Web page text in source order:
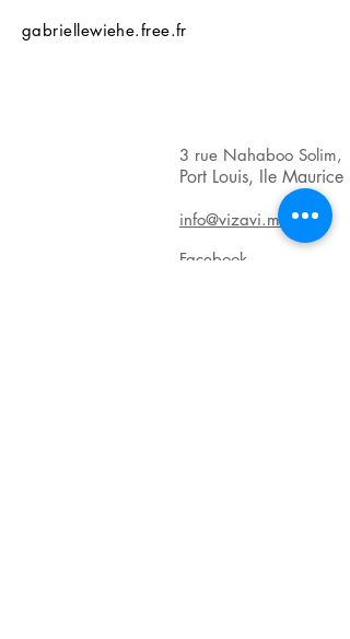
gabriellewiehe.free.fr
3 rue Nahaboo Solim,
Port Louis, Ile Maurice
info@vizavi.mu
Facebook